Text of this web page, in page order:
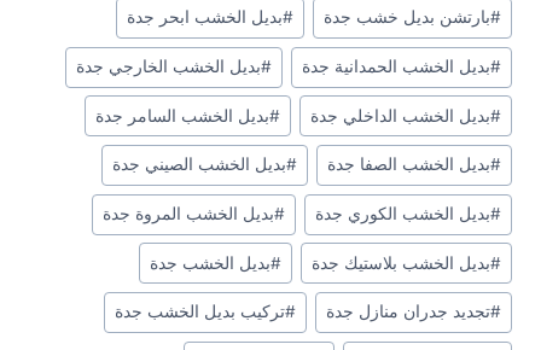
#بارتشن بديل خشب جدة #بديل الخشب ابحر جدة
#بديل الخشب الحمدانية جدة #بديل الخشب الخارجي جدة
#بديل الخشب الداخلي جدة #بديل الخشب السامر جدة
#بديل الخشب الصفا جدة #بديل الخشب الصيني جدة
#بديل الخشب الكوري جدة #بديل الخشب المروة جدة
#بديل الخشب بلاستيك جدة #بديل الخشب جدة
#تجديد جدران منازل جدة #تركيب بديل الخشب جدة